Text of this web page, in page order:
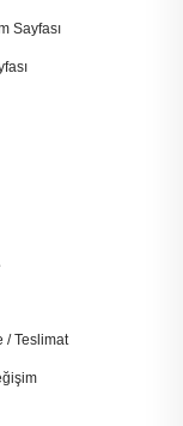
Sayfası
/ Teslimat